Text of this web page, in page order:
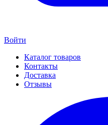
Войти
Каталог товаров
Контакты
Доставка
Отзывы